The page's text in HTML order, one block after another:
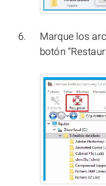
Marque los
botón